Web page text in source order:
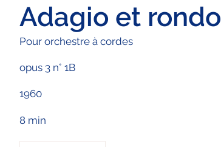
Adagio et rondo
Pour orchestre à cordes
opus 3 n° 1B
1960
8 min